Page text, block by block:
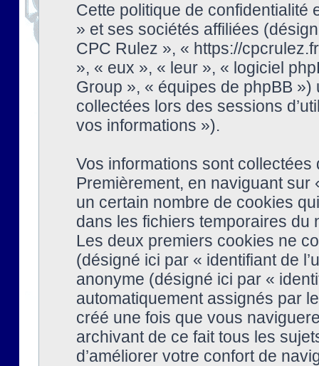
Cette politique de confidentialité
» et ses sociétés affiliées
CPC Rulez », « https://
», « eux », « leur », « logiciel
Group », « équipes de phpBB
collectées lors des sessions
vos informations »).
Vos informations sont
Premièrement, en naviguant
un certain nombre de cookies
dans les fichiers temporaires du
Les deux premiers cookies ne
(désigné ici par « identifiant de
anonyme (désigné ici par «
automatiquement assignés par
créé une fois que vous
archivant de ce fait tous les
d’améliorer votre confort de